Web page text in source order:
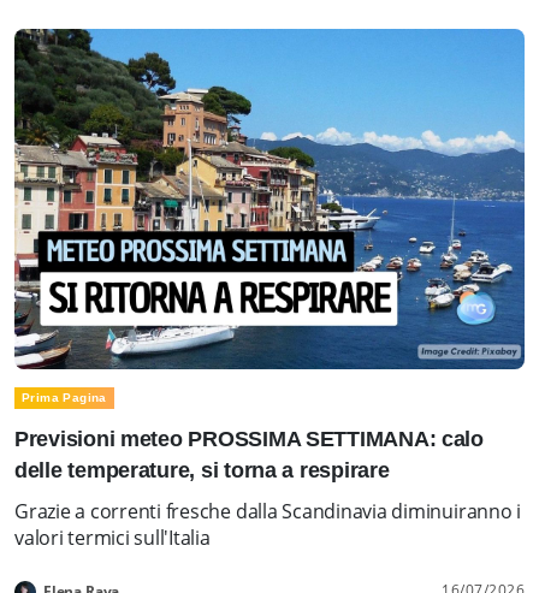
Prima Pagina
Previsioni meteo PROSSIMA SETTIMANA: calo
delle temperature, si torna a respirare
Grazie a correnti fresche dalla Scandinavia diminuiranno i
valori termici sull'Italia